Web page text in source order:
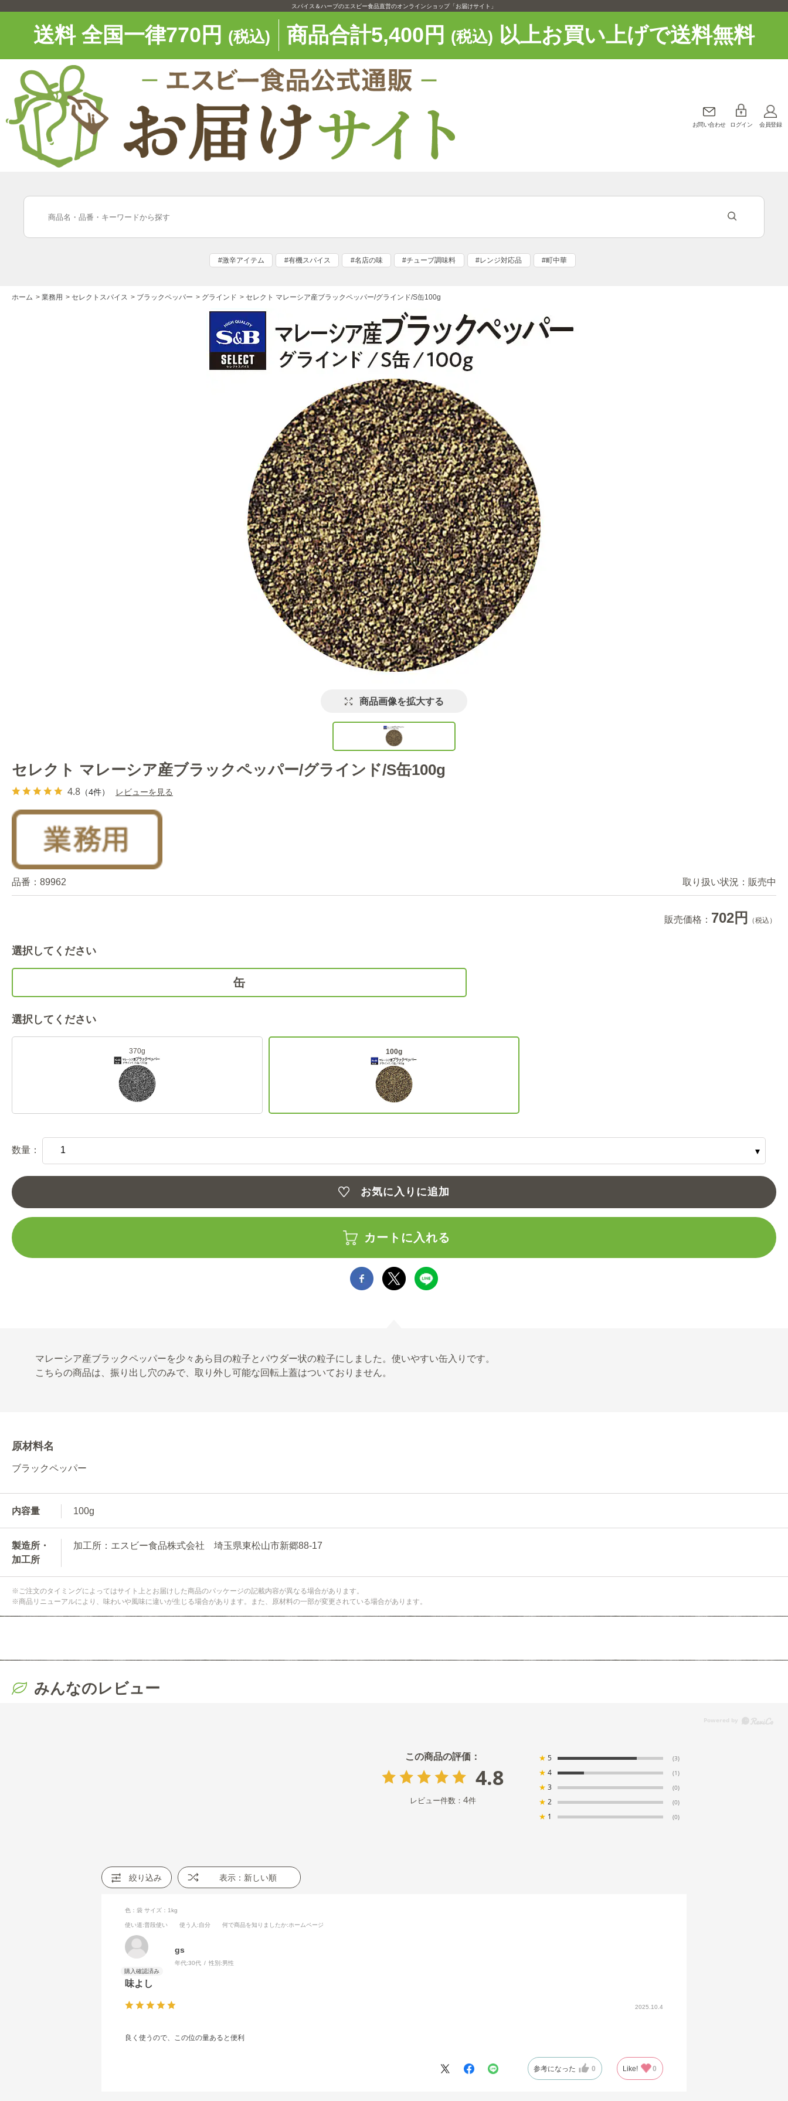
スパイス＆ハーブのエスビー食品直営のオンラインショップ「お届けサイト」
送料 全国一律770円 (税込) 商品合計5,400円 (税込) 以上お買い上げで送料無料
お問い合わせ ログイン 会員登録
#激辛アイテム #有機スパイス #名店の味 #チューブ調味料 #レンジ対応品 #町中華
ホーム > 業務用 > セレクトスパイス > ブラックペッパー > グラインド > セレクト マレーシア産ブラックペッパー/グラインド/S缶100g
商品画像を拡大する
セレクト マレーシア産ブラックペッパー/グラインド/S缶100g
4.8 （4件） レビューを見る
品番： 89962 取り扱い状況： 販売中
販売価格： 702円 （税込）
選択してください
缶
選択してください
370g 100g
数量：
お気に入りに追加
カートに入れる
マレーシア産ブラックペッパーを少々あら目の粒子とパウダー状の粒子にしました。使いやすい缶入りです。
こちらの商品は、振り出し穴のみで、取り外し可能な回転上蓋はついておりません。
原材料名
ブラックペッパー
内容量 100g
製造所・
加工所
加工所：エスビー食品株式会社 埼玉県東松山市新郷88-17
※ご注文のタイミングによってはサイト上とお届けした商品のパッケージの記載内容が異なる場合があります。
※商品リニューアルにより、味わいや風味に違いが生じる場合があります。また、原材料の一部が変更されている場合があります。
みんなのレビュー
4.8
レビュー件数： 4件
★ 5 (3)
★ 4 (1)
★ 3 (0)
★ 2 (0)
★ 1 (0)
絞り込み 表示：新しい順
2025.10.4
味よし
色：袋 サイズ：1kg
使い道:普段使い 使う人 :自分 何で商品を知りましたか:ホームページ
gs
年代:30代 性別:男性
良く使うので、この位の量あると便利
参考になった 0 Like! 0